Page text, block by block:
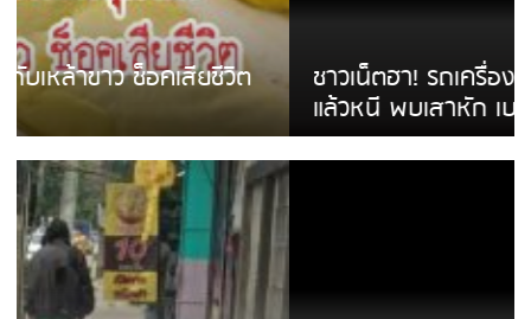
ชาวเน็ตฮา! รถเครื่องแม่สายชนป้ายร้านโลงศพ
แล้วหนี พบเสาหัก เบรคหัก หวิดได้ใช้บริการ